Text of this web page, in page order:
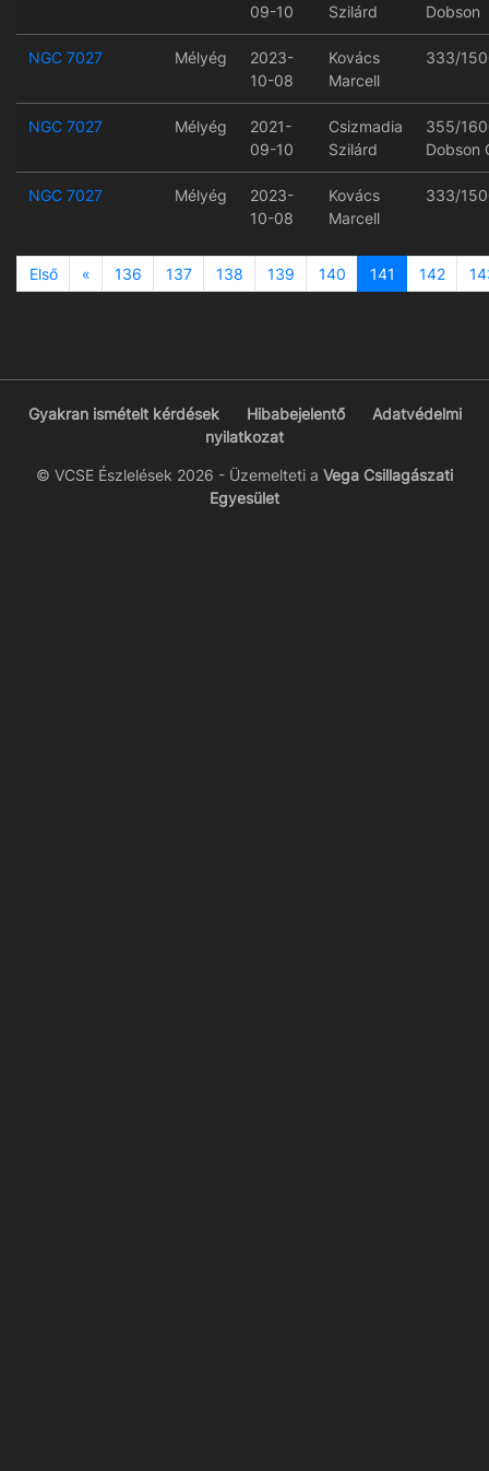
09-10
Szilárd
Dobson
NGC 7027 Mélyég
2023-
10-08
Kovács
Marcell
333/
NGC 7027 Mélyég
2021-
09-10
Csizmadia
Szilárd
355/
Dobson
NGC 7027 Mélyég
2023-
10-08
Kovács
Marcell
333/
Első «Previous
136 137 138 139 140 141 142
Gyakran ismételt kérdések Hibabejelentő
Adatvédelmi
nyilatkozat
© VCSE Észlelések 2026 - Üzemelteti a Vega Csillagászati
Egyesület